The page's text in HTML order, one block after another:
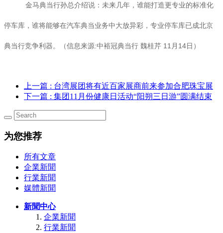
金马典当行孙总介绍说：未来几年，谁能打造更专业的标准化
停车库，谁将能够在汽车典当业务中大放异彩，专业停车库已成北京
典当行竞争利器。（信息来源:中裕冠典当行 魏桂芹 11月14日）
上一篇 : 台湾展团将有近百家展商前来参加合肥珠宝展
下一篇 : 集团11月份健康日活动“阳朔三日游”圆满结束
为您推荐
所有文章
企業新聞
行業新聞
媒體新聞
新聞中心
企業新聞
行業新聞